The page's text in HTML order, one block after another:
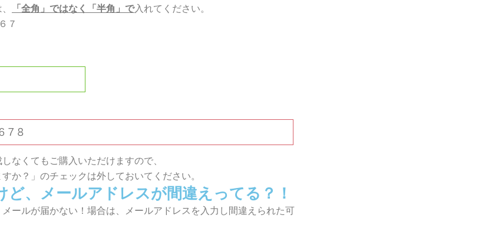
「全角」ではなく「半角」で入れてください。
７
なくてもご購入いただけますので、
か？」のチェックは外しておいてください。
ど、メールアドレスが間違えってる？！
ールが届かない！場合は、メールアドレスを入力し間違えられた可